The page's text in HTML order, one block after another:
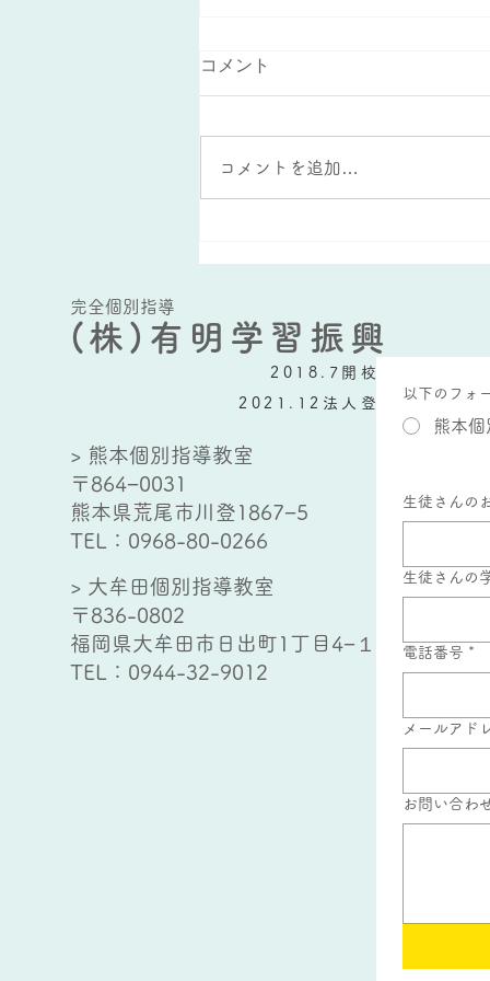
無駄な勉強時間
お世話になっております。 熊本
ことをよくご相談を受けます。
あくまで体感的なところになるの
この時点で１時間半も学習時間が
と、単...
コメント
コメントを追加…
完全個別指導
(株)有明学習振興
2018.7開校
2021.12法人登記
> 熊本個別指導教室
〒864−0031
熊本県荒尾市川登1867−5
TEL： 0968-80-0266
> 大牟田個別指導教室
〒836-0802
福岡県大牟田市日出町1丁目4−１
TEL： 0944-32-9012
以下のフォ
熊本個
生徒さんの
生徒さんの
電話番号 *
メールアド
お問い合わ